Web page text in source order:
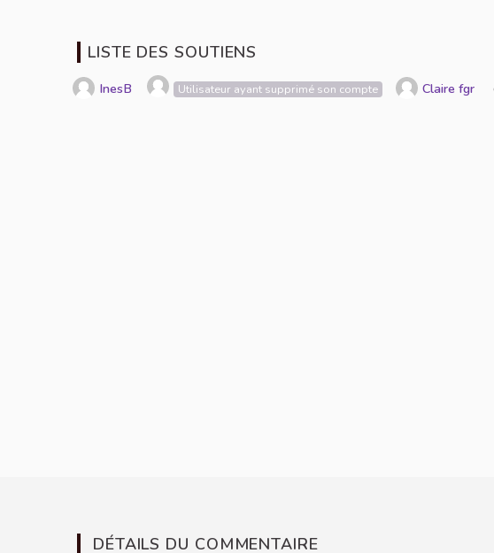
LISTE DES SOUTIENS
InesB Utilisateur ayant supprimé son compte Claire fgr
DÉTAILS DU COMMENTAIRE